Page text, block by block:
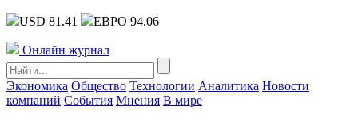
USD 81.41 ЕВРО 94.06
Онлайн журнал
Экономика Общество Технологии Аналитика Новости
компаний События Мнения В мире